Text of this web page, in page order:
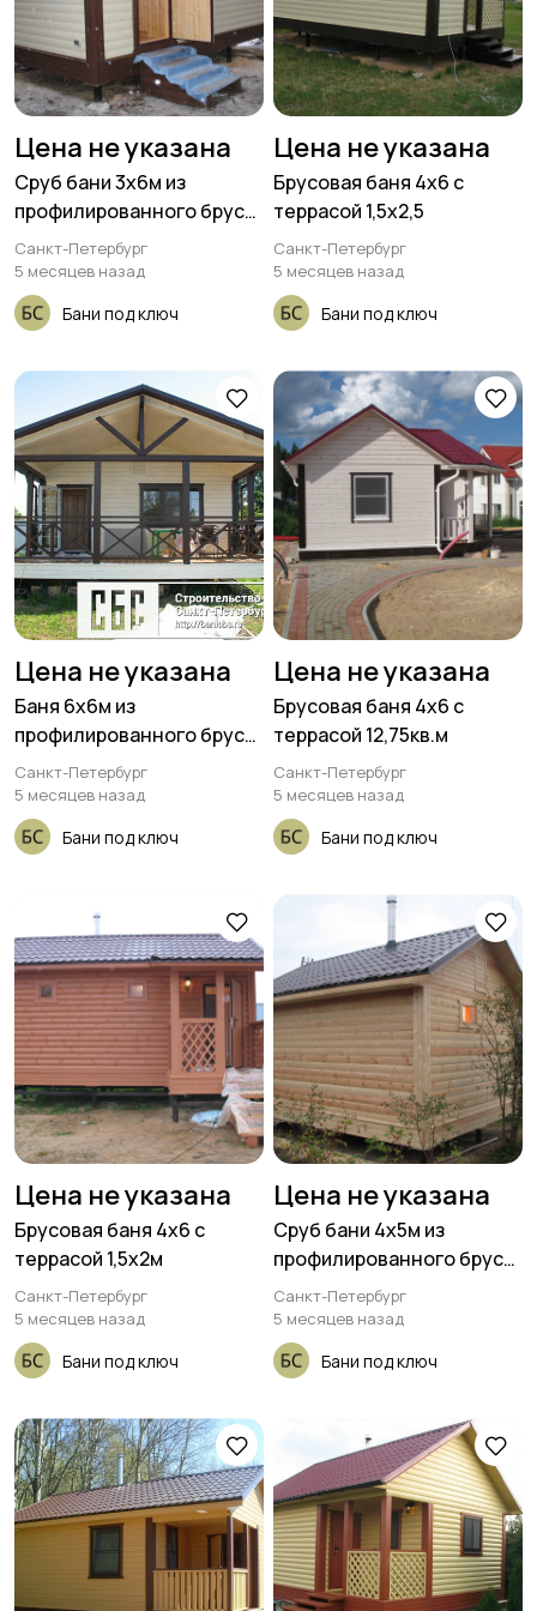
Цена не указана
Сруб бани 3х6м из
профилированного бруса
100х150мм
Санкт-Петербург
5 месяцев назад
Бани под ключ
Цена не указана
Брусовая баня 4х6 с
террасой 1,5х2,5
Санкт-Петербург
5 месяцев назад
Бани под ключ
Цена не указана
Баня 6х6м из
профилированного бруса
150х150мм с террасой
3х6м под общей кровлей
Санкт-Петербург
5 месяцев назад
Бани под ключ
Цена не указана
Брусовая баня 4х6 с
террасой 12,75кв.м
Санкт-Петербург
5 месяцев назад
Бани под ключ
Цена не указана
Брусовая баня 4х6 с
террасой 1,5х2м
Санкт-Петербург
5 месяцев назад
Бани под ключ
Цена не указана
Сруб бани 4х5м из
профилированного бруса
100х150мм с крыльцом
1х1,3м
Санкт-Петербург
5 месяцев назад
Бани под ключ